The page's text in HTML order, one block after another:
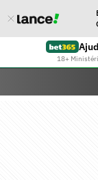
18+